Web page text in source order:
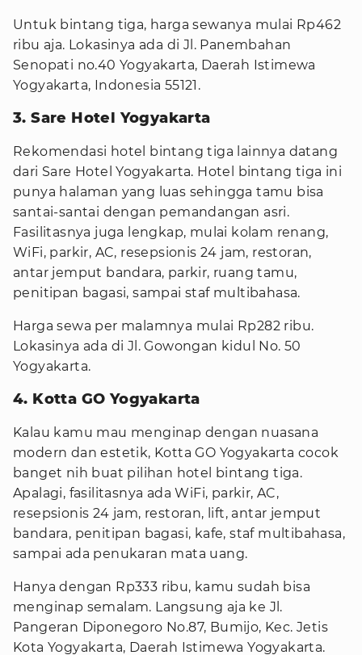
Untuk bintang tiga, harga sewanya mulai Rp462
ribu aja. Lokasinya ada di Jl. Panembahan
Senopati no.40 Yogyakarta, Daerah Istimewa
Yogyakarta, Indonesia 55121.
3. Sare Hotel Yogyakarta
Rekomendasi hotel bintang tiga lainnya datang
dari Sare Hotel Yogyakarta. Hotel bintang tiga ini
punya halaman yang luas sehingga tamu bisa
santai-santai dengan pemandangan asri.
Fasilitasnya juga lengkap, mulai kolam renang,
WiFi, parkir, AC, resepsionis 24 jam, restoran,
antar jemput bandara, parkir, ruang tamu,
penitipan bagasi, sampai staf multibahasa.
Harga sewa per malamnya mulai Rp282 ribu.
Lokasinya ada di Jl. Gowongan kidul No. 50
Yogyakarta.
4. Kotta GO Yogyakarta
Kalau kamu mau menginap dengan nuasana
modern dan estetik, Kotta GO Yogyakarta cocok
banget nih buat pilihan hotel bintang tiga.
Apalagi, fasilitasnya ada WiFi, parkir, AC,
resepsionis 24 jam, restoran, lift, antar jemput
bandara, penitipan bagasi, kafe, staf multibahasa,
sampai ada penukaran mata uang.
Hanya dengan Rp333 ribu, kamu sudah bisa
menginap semalam. Langsung aja ke Jl.
Pangeran Diponegoro No.87, Bumijo, Kec. Jetis
Kota Yogyakarta, Daerah Istimewa Yogyakarta.